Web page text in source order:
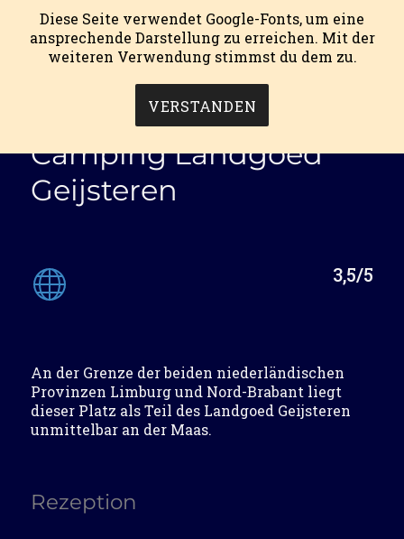
mein campingblog. MENÜ
Camping Landgoed
Geijsteren
3,5/5
An der Grenze der beiden niederländischen
Provinzen Limburg und Nord-Brabant liegt
dieser Platz als Teil des Landgoed Geijsteren
unmittelbar an der Maas.
Rezeption
Diese Seite verwendet Google-Fonts, um eine
ansprechende Darstellung zu erreichen. Mit der
weiteren Verwendung stimmst du dem zu.
VERSTANDEN